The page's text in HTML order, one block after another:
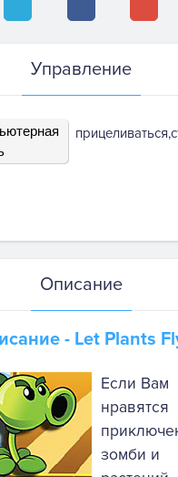
Управление
Описание
- Let Plants
Если Вам
нравятся
зомби и